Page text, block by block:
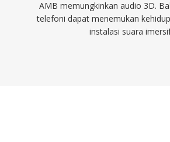
AMB memungkinkan audio 3D.
telefoni dapat menemukan
instalasi suara